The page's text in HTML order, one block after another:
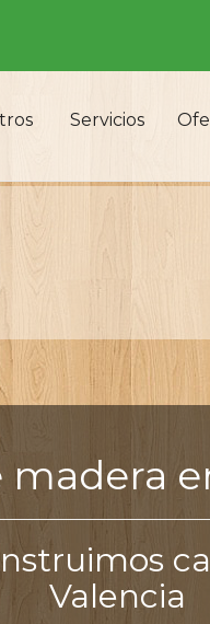
Servicios
madera
Valencia